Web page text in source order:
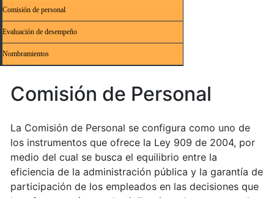
Comisión de personal
Evaluación de desempeño
Nombramientos
Comisión de Personal
La Comisión de Personal se configura como uno de
los instrumentos que ofrece la Ley 909 de 2004, por
medio del cual se busca el equilibrio entre la
eficiencia de la administración pública y la garantía de
participación de los empleados en las decisiones que